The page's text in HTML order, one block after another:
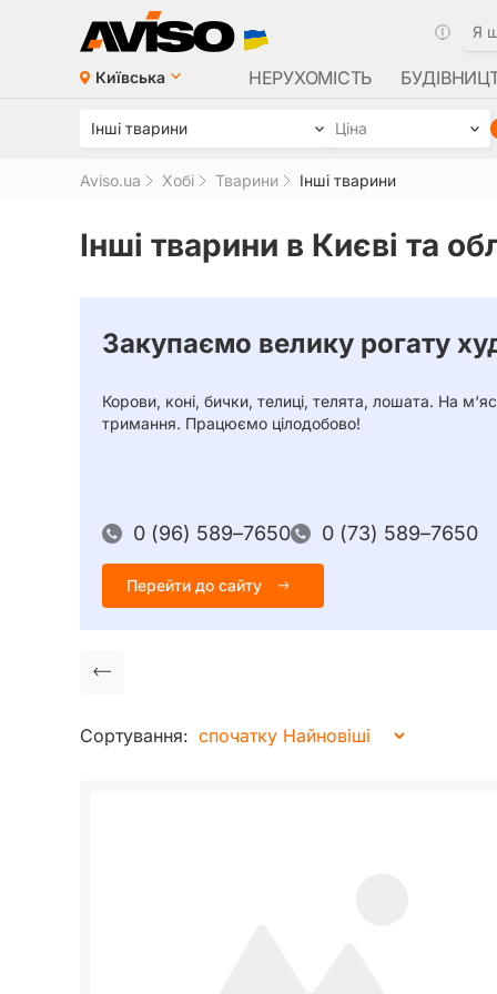
Київська НЕРУХОМІСТЬ
Інші тварини Ціна
Aviso.ua Хобі Тварини Інші тварини
Інші тварини в Києві та
Закупаємо велику рогату
Корови, коні, бички, телиці, телята, лошата. На
тримання. Працюємо цілодобово!
0 (96) 589–7650 0 (73) 589–7650
Перейти до сайту
Сортування: